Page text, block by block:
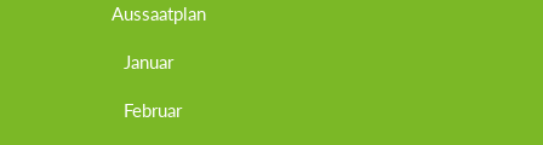
Aussaatplan
Januar
Februar